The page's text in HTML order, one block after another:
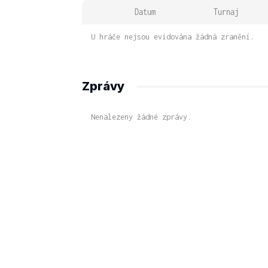
Datum Turnaj
U hráče nejsou evidována žádná zranění.
Zprávy
Nenalezeny žádné zprávy.